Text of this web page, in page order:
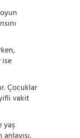
Çocuklar
vakit
yaş